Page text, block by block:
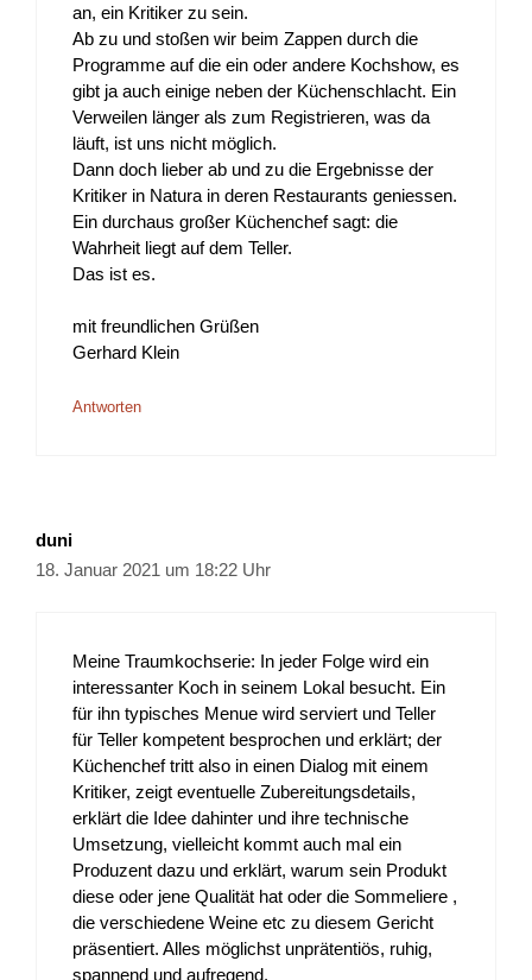
an, ein Kritiker zu sein.
Ab zu und stoßen wir beim Zappen durch die
Programme auf die ein oder andere Kochshow, es
gibt ja auch einige neben der Küchenschlacht. Ein
Verweilen länger als zum Registrieren, was da
läuft, ist uns nicht möglich.
Dann doch lieber ab und zu die Ergebnisse der
Kritiker in Natura in deren Restaurants geniessen.
Ein durchaus großer Küchenchef sagt: die
Wahrheit liegt auf dem Teller.
Das ist es.
mit freundlichen Grüßen
Gerhard Klein
Antworten
duni
18. Januar 2021 um 18:22 Uhr
Meine Traumkochserie: In jeder Folge wird ein
interessanter Koch in seinem Lokal besucht. Ein
für ihn typisches Menue wird serviert und Teller
für Teller kompetent besprochen und erklärt; der
Küchenchef tritt also in einen Dialog mit einem
Kritiker, zeigt eventuelle Zubereitungsdetails,
erklärt die Idee dahinter und ihre technische
Umsetzung, vielleicht kommt auch mal ein
Produzent dazu und erklärt, warum sein Produkt
diese oder jene Qualität hat oder die Sommeliere ,
die verschiedene Weine etc zu diesem Gericht
präsentiert. Alles möglichst unprätentiös, ruhig,
spannend und aufregend.